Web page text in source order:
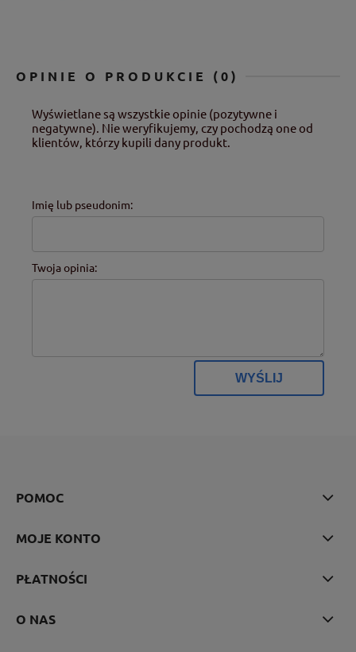
OPINIE O PRODUKCIE (0)
Wyświetlane są wszystkie opinie (pozytywne i
negatywne). Nie weryfikujemy, czy pochodzą one od
klientów, którzy kupili dany produkt.
Imię lub pseudonim:
Twoja opinia:
WYŚLIJ
POMOC
MOJE KONTO
PŁATNOŚCI
O NAS